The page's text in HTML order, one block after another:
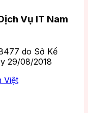
Vụ IT Nam
do Sở Kế
29/08/2018
Việt